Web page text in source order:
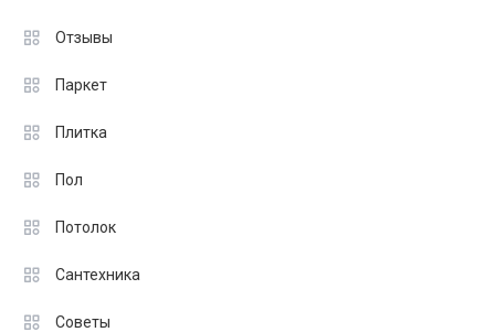
Отзывы
Паркет
Плитка
Пол
Потолок
Сантехника
Советы